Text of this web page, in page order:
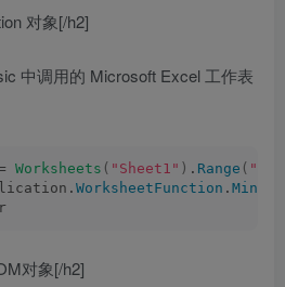
对象[/h2]
中调用的 Microsoft Excel 工作表
Worksheets ( "Sheet1" ) . Range (
WorksheetFunction . Min
对象[/h2]